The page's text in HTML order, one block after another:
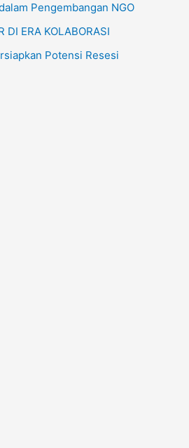
Pengembangan NGO
DI ERA KOLABORASI
Potensi Resesi